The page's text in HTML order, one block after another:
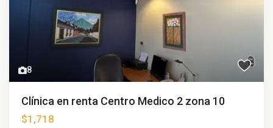
8
Clínica en renta Centro Medico 2 zona 10
$1,718